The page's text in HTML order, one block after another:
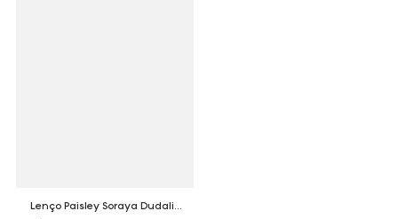
Lenço Paisley Soraya Dudalina Feminina